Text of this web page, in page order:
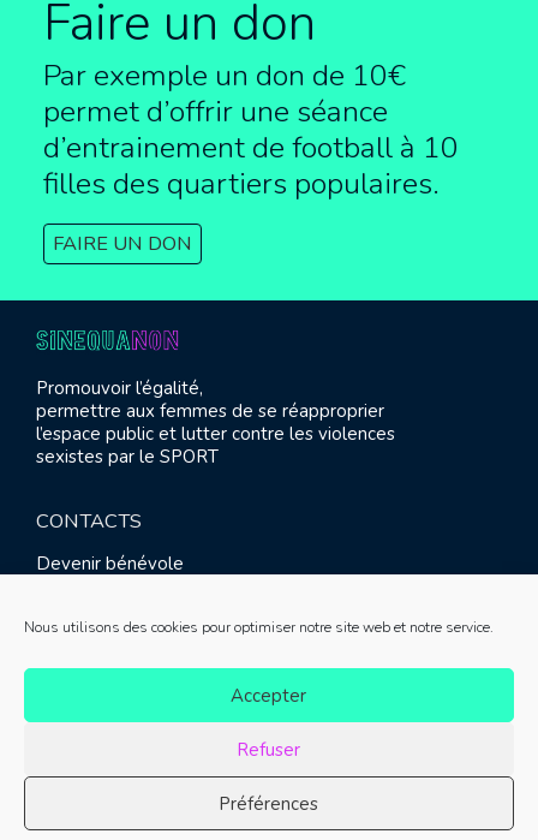
Nous utilisons des cookies pour optimiser notre site web et notre service.
Accepter
Refuser
Préférences
Faire un don
Par exemple un don de 10€
permet d’offrir une séance
d’entrainement de football à 10
filles des quartiers populaires.
FAIRE UN DON
Promouvoir l’égalité,
permettre aux femmes de se réapproprier
l’espace public et lutter contre les violences
sexistes par le SPORT
CONTACTS
Devenir bénévole
Contact
© SINE QUA NON 2021 |Mentions légales|Réalisation :